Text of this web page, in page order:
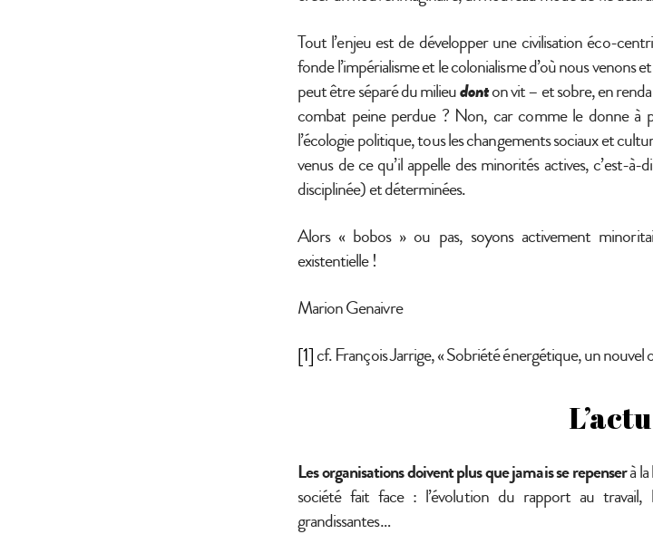
Tout l’enjeu est de développer une civilisation éco-
fonde l’impérialisme et le colonialisme d’où nous venons
peut être séparé du milieudonton vit – et sobre, en
combat peine perdue ? Non, car comme le donne à
l’écologie politique, tous les changements sociaux et
venus de ce qu’il appelle des minorités actives, c’est-
disciplinée) et déterminées.
Alors « bobos » ou pas, soyons activement
existentielle !
Marion Genaivre
[1]cf. François Jarrige, « Sobriété énergétique, un nouvel
L’actu
Les organisations doivent plus que jamais se repenserà
société fait face : l’évolution du rapport au travail,
grandissantes…